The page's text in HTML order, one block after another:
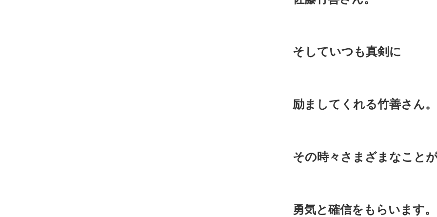
そしていつも真剣に
励ましてくれる竹善さん。
その時々さまざまなこと
勇気と確信をもらいます。